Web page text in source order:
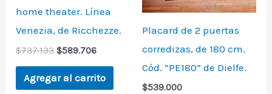
home theater. Línea
Venezia, de Ricchezze.
$737.133 $589.706
Agregar al carrito
Placard de 2 puertas
corredizas, de 180 cm.
Cód. “PE180” de Dielfe.
$539.000